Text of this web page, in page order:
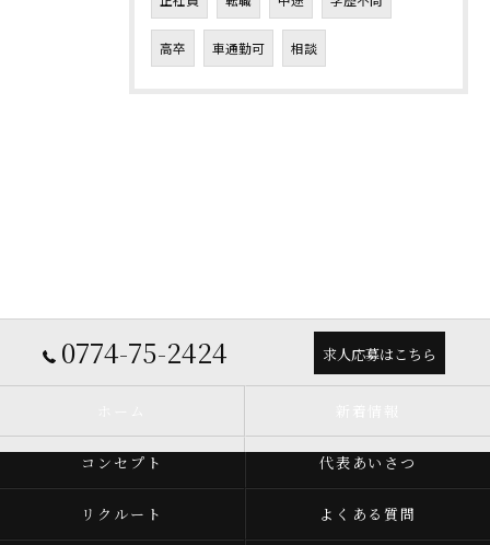
高卒 車通勤可 相談
0774-75-2424 求人応募はこちら
コンセプト 代表あいさつ
リクルート よくある質問